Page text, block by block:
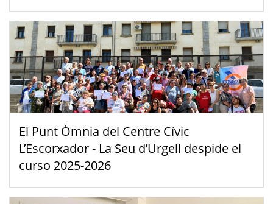
El Punt Òmnia del Centre Cívic
L’Escorxador - La Seu d’Urgell despide el
curso 2025-2026